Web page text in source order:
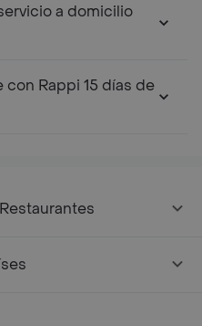
a domicilio
Rappi 15 días de